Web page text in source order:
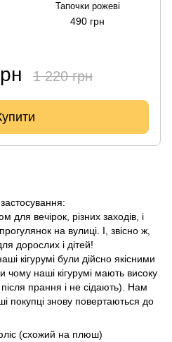
Тапочки рожеві
490 грн
1 220 грн
застосування:
для вечірок, різних заходів, і
на вулиці. І, звісно ж,
дорослих і дітей!
кігурумі були дійсно якісними
чому наші кігурумі мають високу
після прання і не сідають). Нам
покупці знову повертаються до
(схожий на плюш)